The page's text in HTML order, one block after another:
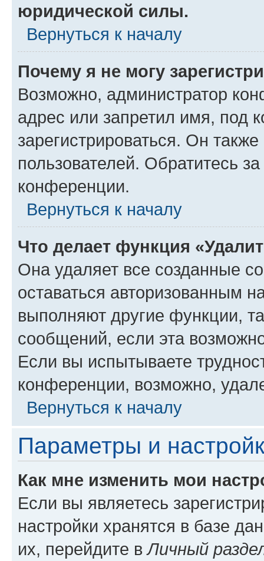
юридической силы.
Вернуться к началу
Почему я не могу
Возможно, администратор
адрес или запретил имя, под
зарегистрироваться. Он
пользователей. Обратитесь
конференции.
Вернуться к началу
Что делает функция
Она удаляет все созданные
оставаться авторизованным
выполняют другие функции,
сообщений, если эта
Если вы испытываете
конференции, возможно,
Вернуться к началу
Параметры и
Как мне изменить мои
Если вы являетесь
настройки хранятся в базе
их, перейдите вЛичный